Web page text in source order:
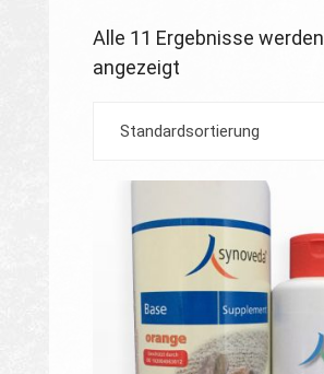
Alle 11 Ergebnisse werden
angezeigt